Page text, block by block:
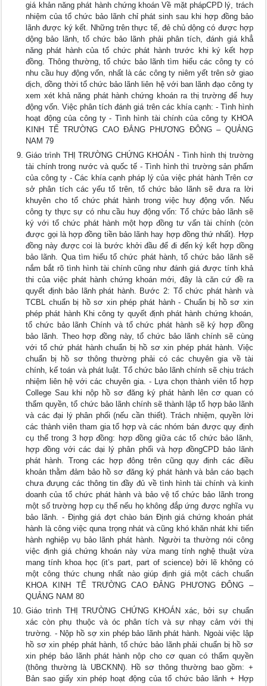
giá khản năng phát hành chứng khoán Về mặt phápCPD lý, trách
nhiệm của tổ chức bảo lãnh chỉ phát sinh sau khi hợp đồng bảo
lãnh được ký kết. Những trên thực tế, đẻ chủ dộng có được hợp
dộng bảo lãnh, tổ chức bảo lãnh phải phân tích, đánh giá khẳ
năng phát hành của tổ chức phát hành trước khi ký kết hợp
đồng. Thông thường, tổ chức bảo lãnh tìm hiểu các công ty có
nhu cầu huy động vốn, nhất là các công ty niêm yết trên sở giao
dịch, dồng thời tổ chức bảo lãnh liên hệ với ban lãnh đạo công ty
xem xét khả năng phát hành chứng khoán ra thị trường để huy
động vốn. Việc phân tích đánh giá trên các khía cạnh: - Tình hình
hoạt động của công ty - Tình hình tài chính của công ty KHOA
KINH TẾ TRƯỜNG CAO ĐẲNG PHƯƠNG ĐÔNG – QUẢNG
NAM 79
Giáo trình THỊ TRƯỜNG CHỨNG KHOÁN - Tình hình thị trường
tài chính trong nước và quốc tế - Tình hình thì trường sản phẩm
của công ty - Các khía cạnh pháp lý của việc phát hành Trên cơ
sở phân tích các yếu tố trên, tổ chức bảo lãnh sẽ đưa ra lời
khuyên cho tổ chức phát hành trong việc huy động vốn. Nếu
công ty thực sự có nhu cầu huy động vốn: Tổ chức bảo lãnh sẽ
ký với tổ chức phát hành một hợp đồng tư vấn tài chính (còn
được gọi là hợp đồng tiền bảo lãnh hay hợp đồng thứ nhất). Hợp
đồng này được coi là bước khởi đầu để đi đến ký kết hợp dồng
bảo lãnh. Qua tìm hiểu tổ chức phát hành, tổ chức bảo lãnh sẽ
nắm bắt rõ tình hình tài chính cũng như đánh giá được tính khả
thi của việc phát hành chứng khoán mới, đây là căn cứ đề ra
quyết định bảo lãnh phát hành. Bước 2: Tổ chức phát hành và
TCBL chuẩn bị hồ sơ xin phép phát hành - Chuẩn bị hồ sơ xin
phép phát hành Khi công ty quyết định phát hành chứng khoán,
tổ chức bảo lãnh Chính và tổ chức phát hành sẽ ký hợp đồng
bảo lãnh. Theo hợp đồng này, tổ chức bảo lãnh chính sẽ cùng
với tổ chứ phát hành chuẩn bị hồ sơ xin phép phát hành. Việc
chuẩn bị hồ sơ thông thường phải có các chuyên gia về tài
chính, kế toán và phát luật. Tổ chức bảo lãnh chính sẽ chịu trách
nhiệm liên hệ với các chuyên gia. - Lựa chọn thành viên tổ hợp
College Sau khi nộp hồ sơ đăng ký phát hành lên cơ quan có
thẩm quyền, tổ chức bảo lãnh chính sẽ thành lập tổ hợp bảo lãnh
và các đại lý phân phối (nếu cần thiết). Trách nhiệm, quyền lời
các thành viên tham gia tổ hợp và các nhóm bán được quy định
cụ thể trong 3 hợp đồng: hợp đồng giữa các tổ chức bảo lãnh,
hợp đồng với các dại lý phân phối và hợp đồngCPD bảo lãnh
phát hành. Trong các hợp đông trên cũng quy định các điều
khoản thằm đảm bảo hồ sơ đăng ký phát hành và bản cáo bạch
chưa đưụng các thông tin đầy đủ về tình hình tài chính và kinh
doanh của tổ chức phát hành và bảo vệ tổ chức bảo lãnh trong
một số trường hợp cụ thể nếu họ không đắp ứng được nghĩa vụ
bảo lãnh. - Địnhg giá đợt chào bán Định giá chứng khoán phát
hành là công việc quna trọng nhát và cũng khó khăn nhát khi tiến
hành nghiệp vụ bảo lãnh phát hành. Người ta thường nói công
việc định giá chứng khoán này vừa mang tính nghệ thuật vừa
mang tính khoa học (it’s part, part of science) bởi lẽ không có
một công thức chung nhất nào giúp định giá một cách chuẩn
KHOA KINH TẾ TRƯỜNG CAO ĐẲNG PHƯƠNG ĐÔNG –
QUẢNG NAM 80
Giáo trình THỊ TRƯỜNG CHỨNG KHOÁN xác, bởi sự chuẩn
xác còn phụ thuộc và óc phân tích và sự nhạy cảm với thị
trường. - Nộp hồ sợ xin phép bảo lãnh phát hành. Ngoài việc lập
hồ sơ xin phép phát hành, tổ chức bảo lãnh phải chuẩn bị hồ sơ
xin phép bảo lãnh phát hành nộp cho cơ quan có thẩm quyền
(thông thường là UBCKNN). Hồ sơ thông thường bao gồm: +
Bản sao giấy xin phép hoạt động của tổ chức bảo lãnh + Hợp